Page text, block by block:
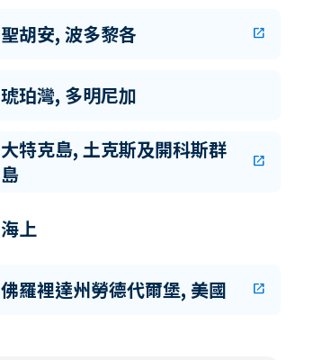
聖胡安, 波多黎各 open_in_new
琥珀灣, 多明尼加
大特克島, 土克斯及開科斯群
島
open_in_new
海上
佛羅裡達州勞德代爾堡, 美國 open_in_new